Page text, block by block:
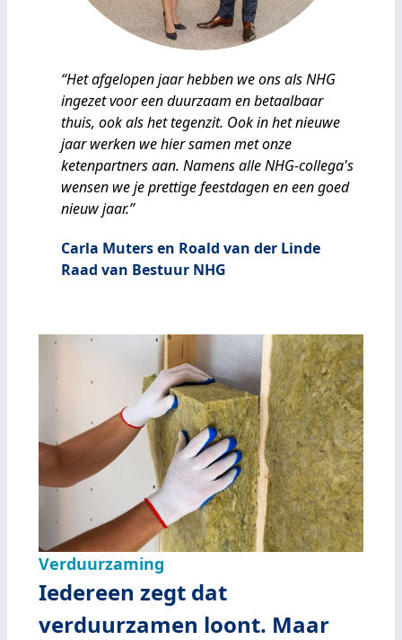
“Het afgelopen jaar hebben we ons als NHG
ingezet voor een duurzaam en betaalbaar
thuis, ook als het tegenzit. Ook in het nieuwe
jaar werken we hier samen met onze
ketenpartners aan. Namens alle NHG-collega's
wensen we je prettige feestdagen en een goed
nieuw jaar.”
Carla Muters en Roald van der Linde
Raad van Bestuur NHG
Verduurzaming
Iedereen zegt dat
verduurzamen loont. Maar